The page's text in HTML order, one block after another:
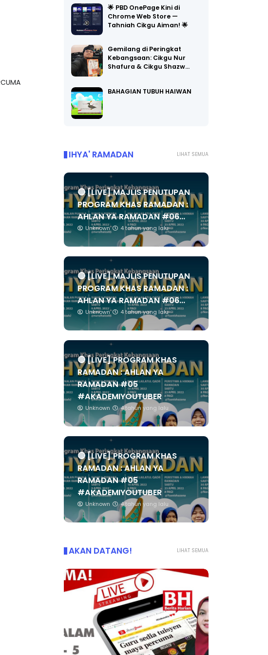
🌟 PBD OnePage Kini di
Chrome Web Store —
Tahniah Cikgu Aiman! 🌟
Gemilang di Peringkat
Kebangsaan: Cikgu Nur
Shafura & Cikgu Shazw…
BAHAGIAN TUBUH HAIWAN
LIHAT SEMUA
IHYA' RAMADAN
🔴 [LIVE] MAJLIS PENUTUPAN
PROGRAM KHAS RAMADAN :
AHLAN YA RAMADAN #06...
Unknown 4 tahun yang lalu
🔴 [LIVE] MAJLIS PENUTUPAN
PROGRAM KHAS RAMADAN :
AHLAN YA RAMADAN #06...
Unknown 4 tahun yang lalu
🔴 [LIVE] PROGRAM KHAS
RAMADAN : AHLAN YA
RAMADAN #05
#AKADEMIYOUTUBER
Unknown 4 tahun yang lalu
🔴 [LIVE] PROGRAM KHAS
RAMADAN : AHLAN YA
RAMADAN #05
#AKADEMIYOUTUBER
Unknown 4 tahun yang lalu
LIHAT SEMUA
AKAN DATANG!